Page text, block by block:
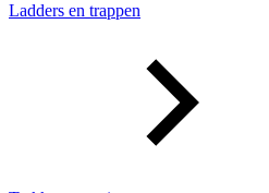
Ladders en trappen